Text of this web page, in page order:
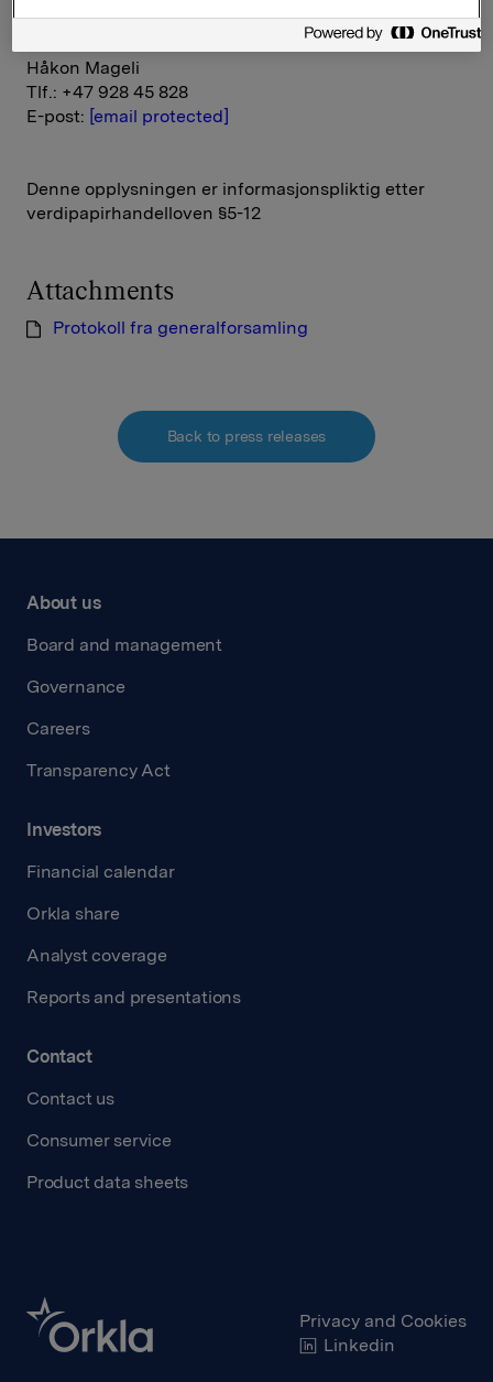
Konserndirektør Kommunikasjon og Corporate
Håkon Mageli
Tlf.: +47 928 45 828
E-post: [email protected]
Denne opplysningen er informasjonspliktig etter
verdipapirhandelloven §5-12
Attachments
Protokoll fra generalforsamling
Back to press releases
About us
Board and management
Governance
Careers
Transparency Act
Investors
Financial calendar
Orkla share
Analyst coverage
Reports and presentations
Contact
Contact us
Consumer service
Product data sheets
Privacy and Cookies
Linkedin